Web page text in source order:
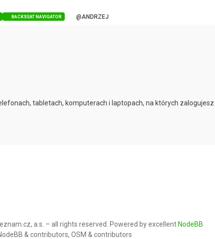
BACKSEAT NAVIGATOR @ANDRZEJ
tabletach, komputerach i laptopach, na których zalogujesz
a.s. – all rights reserved. Powered by excellent NodeBB
& contributors, OSM & contributors